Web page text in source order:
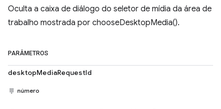
Oculta a caixa de diálogo do seletor de mídia da área de
trabalho mostrada por chooseDesktopMedia().
PARÂMETROS
desktopMediaRequestId
número